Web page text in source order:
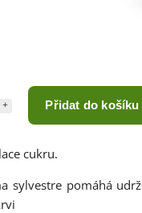
Přidat do košíku
cukru.
sylvestre pomáhá